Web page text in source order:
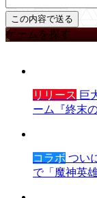
ゲームを探す
リリース 巨
ーム『終末
コラボ つい
で「魔神英